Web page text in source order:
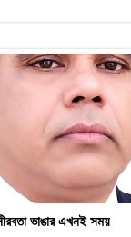
ভাঙার এখনই সময়